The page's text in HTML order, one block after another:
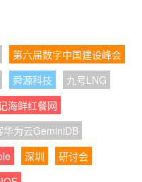
第六届数字中国建设峰会
舜源科技
九号LNG
海鲜红餐网
华为云GeminiDB
深圳
研讨会